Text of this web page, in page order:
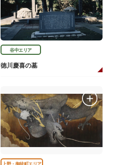
谷中エリア
徳川慶喜の墓